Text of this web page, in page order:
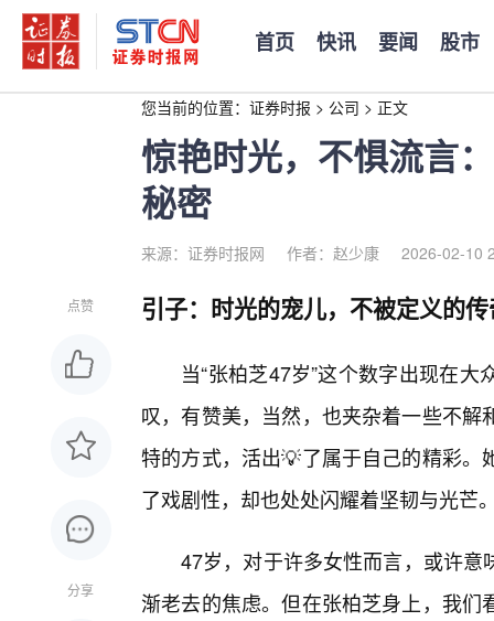
首页 快讯 要闻 股市
您当前的位置： 证券时报 > 公司 > 正文
惊艳时光，不惧流言
秘密
来源：证券时报网 作者：赵少康 2026-02-10
点赞
分享
引子：时光的宠儿，不被定义的
当“张柏芝47岁”这个数字出现在
叹，有赞美，当然，也夹杂着一些不
特的方式，活出💡了属于自己的精彩
了戏剧性，却也处处闪耀着坚韧与光芒
47岁，对于许多女性而言，或许
渐老去的焦虑。但在张柏芝身上，我